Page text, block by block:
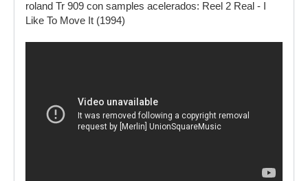
roland Tr 909 con samples acelerados: Reel 2 Real - I
Like To Move It (1994)